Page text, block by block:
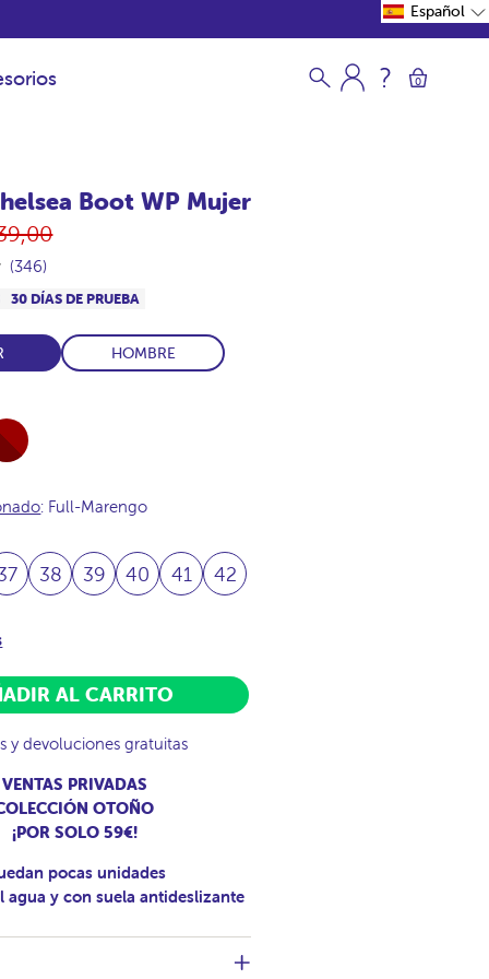
0
Boot WP Mujer
(346)
30 DÍAS DE PRUEBA
HOMBRE
: Full-Marengo
38 39 40 41 42
AL CARRITO
y devoluciones gratuitas
VENTAS PRIVADAS
OTOÑO
¡POR SOLO 59€!
pocas unidades
agua y con suela antideslizante
Español